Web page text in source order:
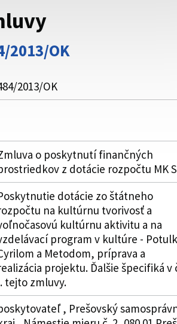
sa uistite, že zdieľate informácie iba
stránku. Zabezpečená stránka
názvom domény webového sídla.
2013/OK
2013/OK
o poskytnutí finančných
z dotácie rozpočtu MK
dotácie zo štátneho
na kultúrnu tvorivosť a
kultúrnu aktivitu a na
program v kultúre -
a Metodom, príprava a
projektu. Ďalšie špecifiká v
tejto zmluvy.
, Prešovský